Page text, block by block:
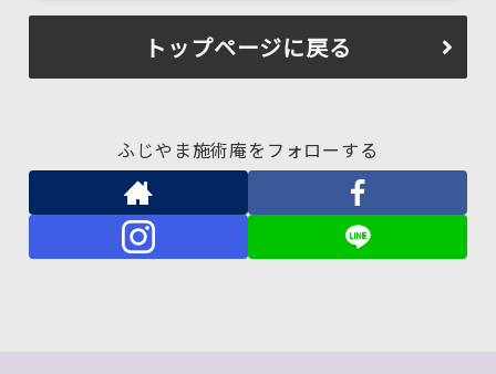
トップページに戻る
ふじやま施術庵をフォローする